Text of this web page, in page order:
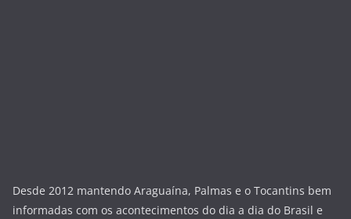
Desde 2012 mantendo Araguaína, Palmas e o Tocantins bem
informadas com os acontecimentos do dia a dia do Brasil e